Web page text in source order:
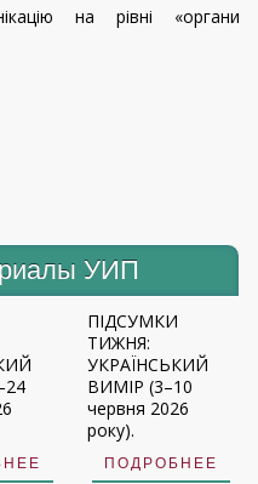
на рівні «органи
УИП
ПІДСУМКИ
ТИЖНЯ:
УКРАЇНСЬКИЙ
ВИМІР (3–10
червня 2026
року).
ПОДРОБНЕЕ